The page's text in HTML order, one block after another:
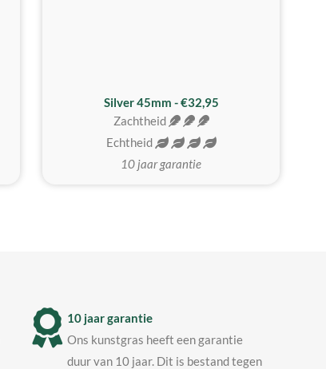
MEEST GEKOZEN
Silver 45mm - €32,95
Zachtheid
Echtheid
10 jaar garantie
10 jaar garantie
Ons kunstgras heeft een garantie
duur van 10 jaar. Dit is bestand tegen